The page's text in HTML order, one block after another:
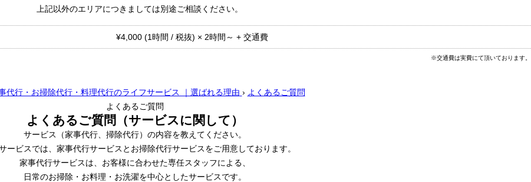
上記以外のエリアにつきましては別途ご相談ください。
¥4,000 (1時間 / 税抜) × 2時間～ + 交通費
※交通費は実費にて頂いております。
代行・お掃除代行・料理代行のライフサービス ｜選ばれる理由 › よくあるご質問
よくあるご質問
よくあるご質問 （サービスに関して）
サービス（家事代行、掃除代行）の内容を教えてください。
ービスでは、家事代行サービスとお掃除代行サービスをご用意しております。
家事代行サービスは、お客様に合わせた専任スタッフによる、
日常のお掃除・お料理・お洗濯を中心としたサービスです。